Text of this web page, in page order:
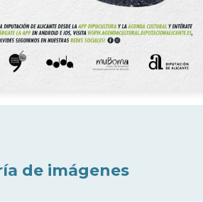
de imágenes